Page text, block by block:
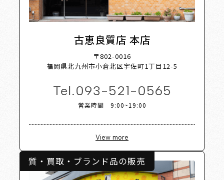
古恵良質店 本店
〒802-0016
福岡県北九州市小倉北区宇佐町1丁目12-5
Tel.093-521-0565
営業時間 9:00~19:00
View more
質・買取・ブランド品の販売